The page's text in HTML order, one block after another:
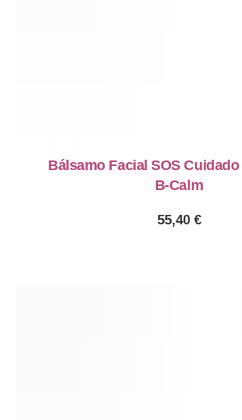
Bálsamo Facial SOS Cuidado
B-Calm
55,40 €